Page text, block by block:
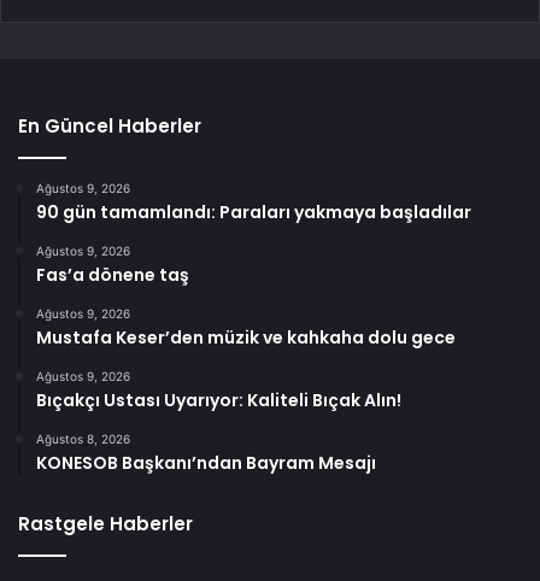
En Güncel Haberler
Ağustos 9, 2026
90 gün tamamlandı: Paraları yakmaya başladılar
Ağustos 9, 2026
Fas’a dönene taş
Ağustos 9, 2026
Mustafa Keser’den müzik ve kahkaha dolu gece
Ağustos 9, 2026
Bıçakçı Ustası Uyarıyor: Kaliteli Bıçak Alın!
Ağustos 8, 2026
KONESOB Başkanı’ndan Bayram Mesajı
Rastgele Haberler